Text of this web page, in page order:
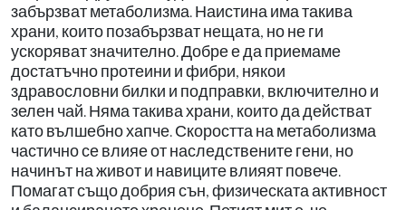
забързват метаболизма. Наистина има такива
храни, които позабързват нещата, но не ги
ускоряват значително. Добре е да приемаме
достатъчно протеини и фибри, някои
здравословни билки и подправки, включително и
зелен чай. Няма такива храни, които да действат
като вълшебно хапче. Скоростта на метаболизма
частично се влияе от наследствените гени, но
начинът на живот и навиците влияят повече.
Помагат също добрия сън, физическата активност